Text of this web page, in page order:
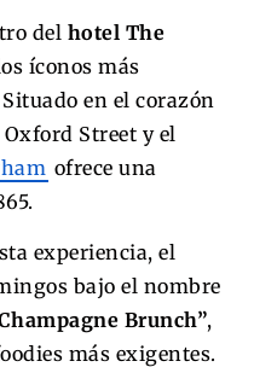
del hotel The
íconos más
en el corazón
Street y el
ofrece una
experiencia, el
bajo el nombre
Brunch”,
más exigentes.